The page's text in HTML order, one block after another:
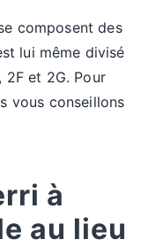
composent des
lui même divisé
2F et 2G. Pour
vous conseillons
à
au lieu